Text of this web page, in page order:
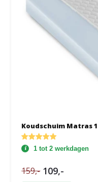
Koudschuim Matras
1 tot 2 werkdagen
159,- 109,-